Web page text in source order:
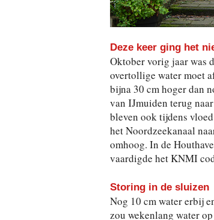
Deze keer ging het
Oktober vorig jaar was
overtollige water moet
bijna 30 cm hoger dan
van IJmuiden terug
bleven ook tijdens
het Noordzeekanaal
omhoog. In de
vaardigde het KNMI
Storing in de sluizen
Nog 10 cm water erbij
zou wekenlang water